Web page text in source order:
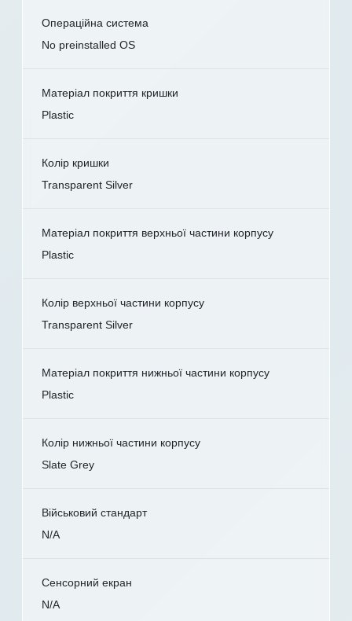
Операційна система
No preinstalled OS
Матеріал покриття кришки
Plastic
Колір кришки
Transparent Silver
Матеріал покриття верхньої частини корпусу
Plastic
Колір верхньої частини корпусу
Transparent Silver
Матеріал покриття нижньої частини корпусу
Plastic
Колір нижньої частини корпусу
Slate Grey
Військовий стандарт
N/A
Сенсорний екран
N/A